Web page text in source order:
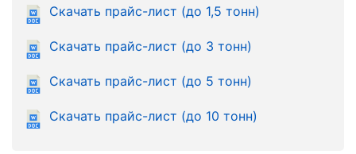
Скачать прайс-лист (до 1,5 тонн)
Скачать прайс-лист (до 3 тонн)
Скачать прайс-лист (до 5 тонн)
Скачать прайс-лист (до 10 тонн)